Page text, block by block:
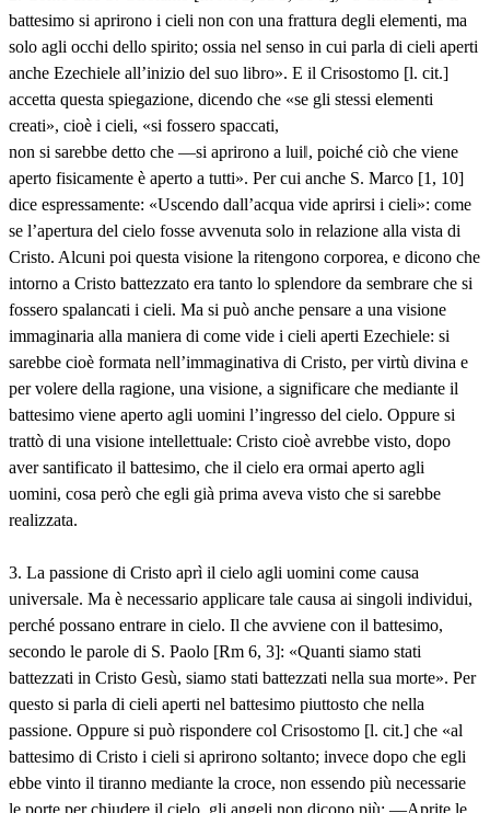
battesimo si aprirono i cieli non con una frattura degli elementi, ma
solo agli occhi dello spirito; ossia nel senso in cui parla di cieli aperti
anche Ezechiele all’inizio del suo libro». E il Crisostomo [l. cit.]
accetta questa spiegazione, dicendo che «se gli stessi elementi
creati», cioè i cieli, «si fossero spaccati,
non si sarebbe detto che ―si aprirono a lui‖, poiché ciò che viene
aperto fisicamente è aperto a tutti». Per cui anche S. Marco [1, 10]
dice espressamente: «Uscendo dall’acqua vide aprirsi i cieli»: come
se l’apertura del cielo fosse avvenuta solo in relazione alla vista di
Cristo. Alcuni poi questa visione la ritengono corporea, e dicono che
intorno a Cristo battezzato era tanto lo splendore da sembrare che si
fossero spalancati i cieli. Ma si può anche pensare a una visione
immaginaria alla maniera di come vide i cieli aperti Ezechiele: si
sarebbe cioè formata nell’immaginativa di Cristo, per virtù divina e
per volere della ragione, una visione, a significare che mediante il
battesimo viene aperto agli uomini l’ingresso del cielo. Oppure si
trattò di una visione intellettuale: Cristo cioè avrebbe visto, dopo
aver santificato il battesimo, che il cielo era ormai aperto agli
uomini, cosa però che egli già prima aveva visto che si sarebbe
realizzata.
3. La passione di Cristo aprì il cielo agli uomini come causa
universale. Ma è necessario applicare tale causa ai singoli individui,
perché possano entrare in cielo. Il che avviene con il battesimo,
secondo le parole di S. Paolo [Rm 6, 3]: «Quanti siamo stati
battezzati in Cristo Gesù, siamo stati battezzati nella sua morte». Per
questo si parla di cieli aperti nel battesimo piuttosto che nella
passione. Oppure si può rispondere col Crisostomo [l. cit.] che «al
battesimo di Cristo i cieli si aprirono soltanto; invece dopo che egli
ebbe vinto il tiranno mediante la croce, non essendo più necessarie
le porte per chiudere il cielo, gli angeli non dicono più: ―Aprite le